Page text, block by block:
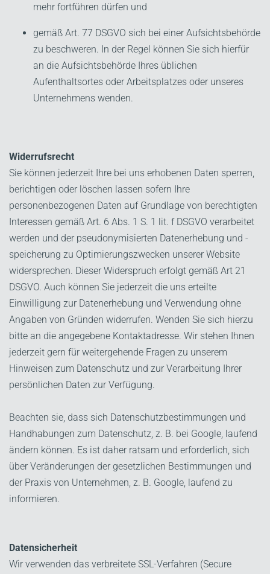
mehr fortführen dürfen und
gemäß Art. 77 DSGVO sich bei einer Aufsichtsbehörde
zu beschweren. In der Regel können Sie sich hierfür
an die Aufsichtsbehörde Ihres üblichen
Aufenthaltsortes oder Arbeitsplatzes oder unseres
Unternehmens wenden.
Widerrufsrecht
Sie können jederzeit Ihre bei uns erhobenen Daten sperren,
berichtigen oder löschen lassen sofern Ihre
personenbezogenen Daten auf Grundlage von berechtigten
Interessen gemäß Art. 6 Abs. 1 S. 1 lit. f DSGVO verarbeitet
werden und der pseudonymisierten Datenerhebung und -
speicherung zu Optimierungszwecken unserer Website
widersprechen. Dieser Widerspruch erfolgt gemäß Art 21
DSGVO. Auch können Sie jederzeit die uns erteilte
Einwilligung zur Datenerhebung und Verwendung ohne
Angaben von Gründen widerrufen. Wenden Sie sich hierzu
bitte an die angegebene Kontaktadresse. Wir stehen Ihnen
jederzeit gern für weitergehende Fragen zu unserem
Hinweisen zum Datenschutz und zur Verarbeitung Ihrer
persönlichen Daten zur Verfügung.
Beachten sie, dass sich Datenschutzbestimmungen und
Handhabungen zum Datenschutz, z. B. bei Google, laufend
ändern können. Es ist daher ratsam und erforderlich, sich
über Veränderungen der gesetzlichen Bestimmungen und
der Praxis von Unternehmen, z. B. Google, laufend zu
informieren.
Datensicherheit
Wir verwenden das verbreitete SSL-Verfahren (Secure